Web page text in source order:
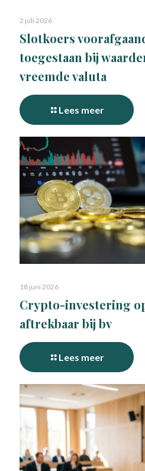
2 juli 2026
Slotkoers
toegestaan bij
vreemde valuta
Lees meer
18 juni 2026
Crypto-investering
aftrekbaar bij bv
Lees meer